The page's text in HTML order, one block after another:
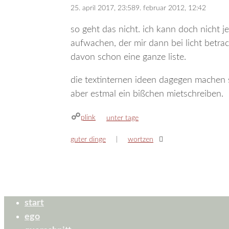
25. april 2017, 23:589. februar 2012, 12:42
so geht das nicht. ich kann doch nicht
aufwachen, der mir dann bei licht
davon schon eine ganze liste.
die textinternen ideen dagegen
aber estmal ein bißchen mietschreiben.
plink kategorien
unter tage
guter dinge wortzen
start
ego